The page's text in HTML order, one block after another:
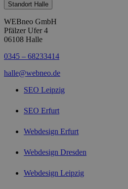
Standort Halle
WEBneo GmbH
Pfälzer Ufer 4
06108 Halle
0345 – 68233414
halle@webneo.de
SEO Leipzig
SEO Erfurt
Webdesign Erfurt
Webdesign Dresden
Webdesign Leipzig